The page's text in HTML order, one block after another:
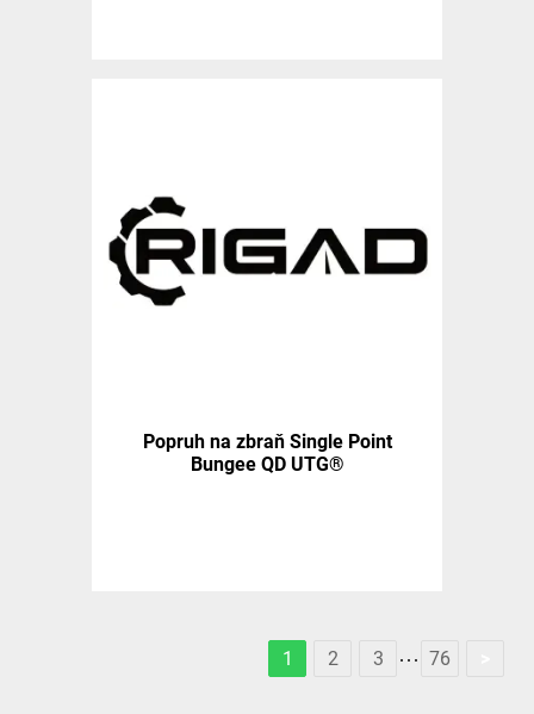
Popruh na zbraň Single Point
Bungee QD UTG®
1 2 3 76